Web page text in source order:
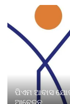
ପିଏମ ଆବାସ
ଆବେଦନ